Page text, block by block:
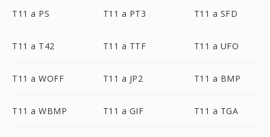
T11 a PS T11 a PT3 T11 a SFD
T11 a T42 T11 a TTF T11 a UFO
T11 a WOFF T11 a JP2 T11 a BMP
T11 a WBMP T11 a GIF T11 a TGA